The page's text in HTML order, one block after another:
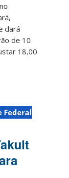
dará
de 10
18,00
Federal